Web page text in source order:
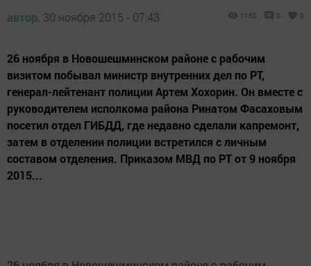
автор, 30 ноября 2015 - 07:43 1160 0 0
26 ноября в Новошешминском районе с рабочим
визитом побывал министр внутренних дел по РТ,
генерал-лейтенант полиции Артем Хохорин. Он вместе с
руководителем исполкома района Ринатом Фасаховым
посетил отдел ГИБДД, где недавно сделали капремонт,
затем в отделении полиции встретился с личным
составом отделения. Приказом МВД по РТ от 9 ноября
2015...